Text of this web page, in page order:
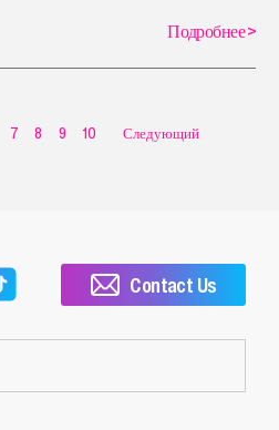
Подробнее>
7 8 9 10 Следующий
Contact Us